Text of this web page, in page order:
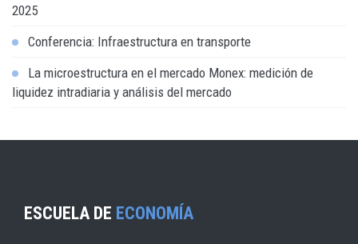
2025
Conferencia: Infraestructura en transporte
La microestructura en el mercado Monex: medición de
liquidez intradiaria y análisis del mercado
ESCUELA DE ECONOMÍA